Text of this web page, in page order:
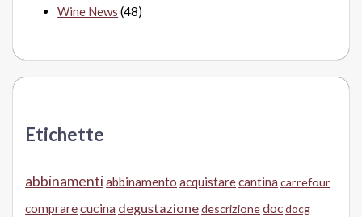
Wine News (48)
Etichette
abbinamentiabbinamento acquistarecantina carrefour
comprarecucina degustazionedescrizionedocdocg